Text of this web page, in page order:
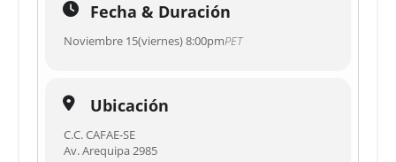
Fecha & Duración
Noviembre 15(viernes) 8:00pmPET
Ubicación
C.C. CAFAE-SE
Av. Arequipa 2985